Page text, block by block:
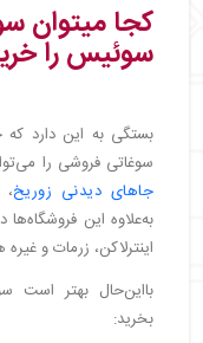
کجا میتوان
سوئیس را
بستگی به این دارد
سوغاتی فروشی را
جاهای دیدنی زوریخ،
به‌علاوه این
اینترلاکن، زرمات و
بااین‌حال بهتر است
بخرید: